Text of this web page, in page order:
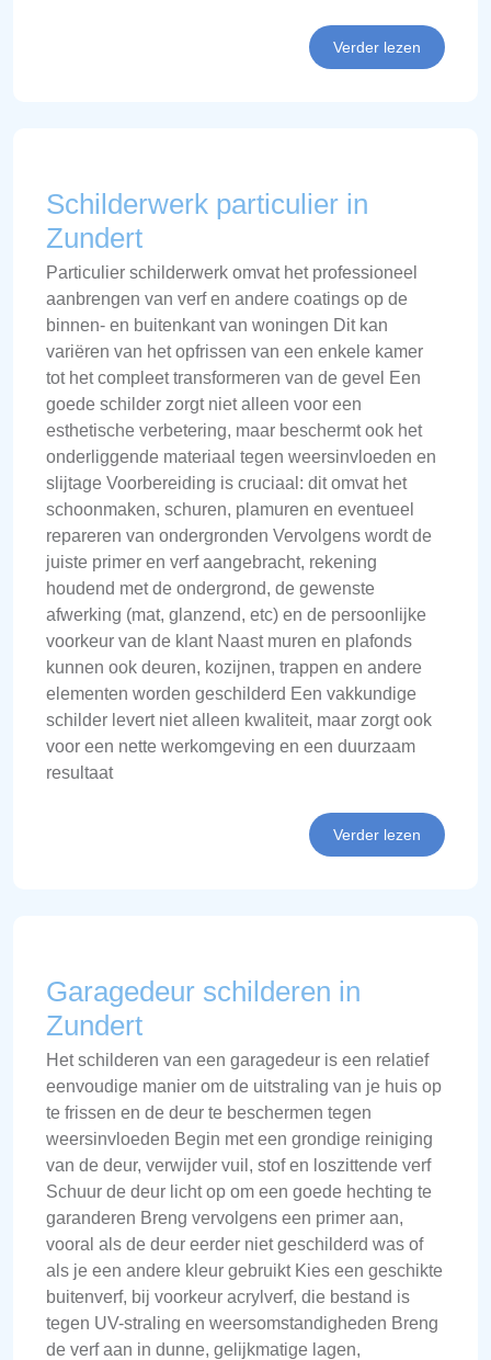
Verder lezen
Schilderwerk particulier in
Zundert
Particulier schilderwerk omvat het professioneel
aanbrengen van verf en andere coatings op de
binnen- en buitenkant van woningen Dit kan
variëren van het opfrissen van een enkele kamer
tot het compleet transformeren van de gevel Een
goede schilder zorgt niet alleen voor een
esthetische verbetering, maar beschermt ook het
onderliggende materiaal tegen weersinvloeden en
slijtage Voorbereiding is cruciaal: dit omvat het
schoonmaken, schuren, plamuren en eventueel
repareren van ondergronden Vervolgens wordt de
juiste primer en verf aangebracht, rekening
houdend met de ondergrond, de gewenste
afwerking (mat, glanzend, etc) en de persoonlijke
voorkeur van de klant Naast muren en plafonds
kunnen ook deuren, kozijnen, trappen en andere
elementen worden geschilderd Een vakkundige
schilder levert niet alleen kwaliteit, maar zorgt ook
voor een nette werkomgeving en een duurzaam
resultaat
Verder lezen
Garagedeur schilderen in
Zundert
Het schilderen van een garagedeur is een relatief
eenvoudige manier om de uitstraling van je huis op
te frissen en de deur te beschermen tegen
weersinvloeden Begin met een grondige reiniging
van de deur, verwijder vuil, stof en loszittende verf
Schuur de deur licht op om een goede hechting te
garanderen Breng vervolgens een primer aan,
vooral als de deur eerder niet geschilderd was of
als je een andere kleur gebruikt Kies een geschikte
buitenverf, bij voorkeur acrylverf, die bestand is
tegen UV-straling en weersomstandigheden Breng
de verf aan in dunne, gelijkmatige lagen,